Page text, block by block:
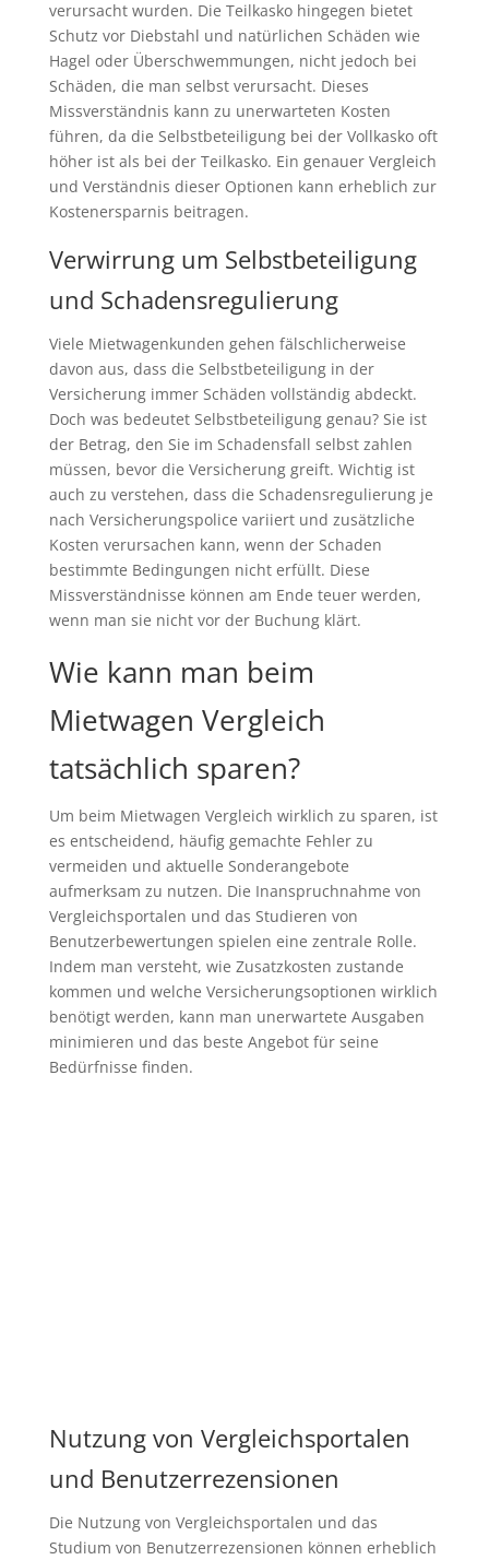
verursacht wurden. Die Teilkasko hingegen bietet
Schutz vor Diebstahl und natürlichen Schäden wie
Hagel oder Überschwemmungen, nicht jedoch bei
Schäden, die man selbst verursacht. Dieses
Missverständnis kann zu unerwarteten Kosten
führen, da die Selbstbeteiligung bei der Vollkasko oft
höher ist als bei der Teilkasko. Ein genauer Vergleich
und Verständnis dieser Optionen kann erheblich zur
Kostenersparnis beitragen.
Verwirrung um Selbstbeteiligung
und Schadensregulierung
Viele Mietwagenkunden gehen fälschlicherweise
davon aus, dass die Selbstbeteiligung in der
Versicherung immer Schäden vollständig abdeckt.
Doch was bedeutet Selbstbeteiligung genau? Sie ist
der Betrag, den Sie im Schadensfall selbst zahlen
müssen, bevor die Versicherung greift. Wichtig ist
auch zu verstehen, dass die Schadensregulierung je
nach Versicherungspolice variiert und zusätzliche
Kosten verursachen kann, wenn der Schaden
bestimmte Bedingungen nicht erfüllt. Diese
Missverständnisse können am Ende teuer werden,
wenn man sie nicht vor der Buchung klärt.
Wie kann man beim
Mietwagen Vergleich
tatsächlich sparen?
Um beim Mietwagen Vergleich wirklich zu sparen, ist
es entscheidend, häufig gemachte Fehler zu
vermeiden und aktuelle Sonderangebote
aufmerksam zu nutzen. Die Inanspruchnahme von
Vergleichsportalen und das Studieren von
Benutzerbewertungen spielen eine zentrale Rolle.
Indem man versteht, wie Zusatzkosten zustande
kommen und welche Versicherungsoptionen wirklich
benötigt werden, kann man unerwartete Ausgaben
minimieren und das beste Angebot für seine
Bedürfnisse finden.
Nutzung von Vergleichsportalen
und Benutzerrezensionen
Die Nutzung von Vergleichsportalen und das
Studium von Benutzerrezensionen können erheblich